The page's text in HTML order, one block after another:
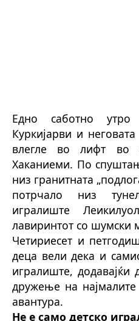
Едно саботно
Куркијарви и
влегле во лифт во
Хаканиеми. По
низ гранитната
потрчало низ
игралиште
лавиринтот со шумски
Четириесет и
деца вели дека и
игралиште, додавајќи
дружење на
авантура.
Не е само детско игра